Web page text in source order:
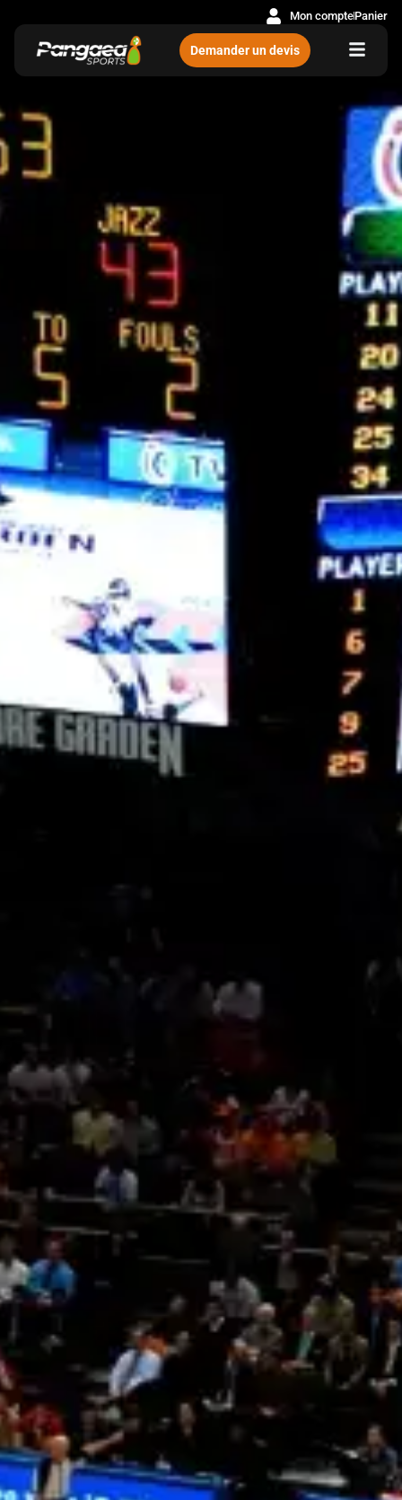
Mon comptePanier
Demander un devis